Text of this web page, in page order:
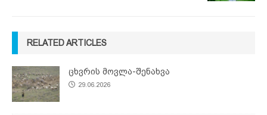
RELATED ARTICLES
ცხვრის მოვლა-შენახვა
29.06.2026